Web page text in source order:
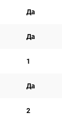
Да
Да
1
Да
2